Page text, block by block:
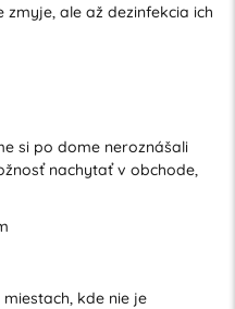
ale až dezinfekcia ich
si po dome neroznášali
nachytať v obchode,
kde nie je